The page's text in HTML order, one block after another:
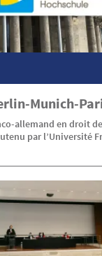
Munich-
allemand en droit
par l’Université